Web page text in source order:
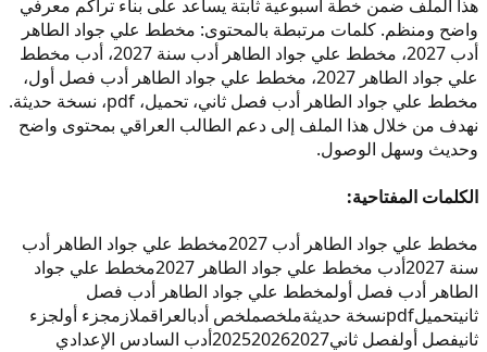
هذا الملف ضمن خطة أسبوعية ثابتة يساعد على بناء تراكم معرفي
واضح ومنظم. كلمات مرتبطة بالمحتوى: مخطط علي جواد الطاهر
أدب 2027، مخطط علي جواد الطاهر أدب سنة 2027، أدب مخطط
علي جواد الطاهر 2027، مخطط علي جواد الطاهر أدب فصل أول،
مخطط علي جواد الطاهر أدب فصل ثاني، تحميل، pdf، نسخة حديثة.
نهدف من خلال هذا الملف إلى دعم الطالب العراقي بمحتوى واضح
وحديث وسهل الوصول.
الكلمات المفتاحية:
مخطط علي جواد الطاهر أدب 2027
مخطط علي جواد الطاهر أدب
سنة 2027
أدب مخطط علي جواد الطاهر 2027
مخطط علي جواد
الطاهر أدب فصل أولمخطط علي جواد الطاهر أدب فصل
ثانيتحميلpdfنسخة حديثةملخصملخص أدبالعراقملازمجزء أولجزء
ثانيفصل أولفصل ثاني 202520262027 أدب السادس الإعدادي